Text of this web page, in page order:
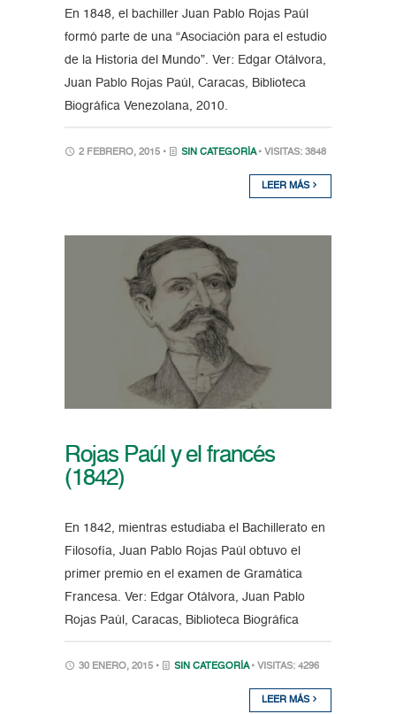
En 1848, el bachiller Juan Pablo Rojas Paúl
formó parte de una “Asociación para el estudio
de la Historia del Mundo”. Ver: Edgar Otálvora,
Juan Pablo Rojas Paúl, Caracas, Biblioteca
Biográfica Venezolana, 2010.
2 FEBRERO, 2015 • SIN CATEGORÍA • VISITAS: 3848
LEER MÁS
Rojas Paúl y el francés
(1842)
En 1842, mientras estudiaba el Bachillerato en
Filosofía, Juan Pablo Rojas Paúl obtuvo el
primer premio en el examen de Gramática
Francesa. Ver: Edgar Otálvora, Juan Pablo
Rojas Paúl, Caracas, Biblioteca Biográfica
30 ENERO, 2015 • SIN CATEGORÍA • VISITAS: 4296
LEER MÁS